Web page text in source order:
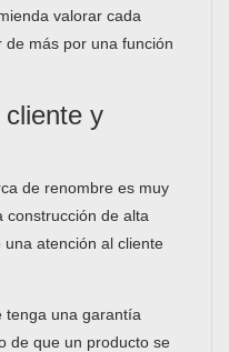
valorar cada
más por una función
y
de renombre es muy
construcción de alta
atención al cliente
tenga una garantía
de que un producto se